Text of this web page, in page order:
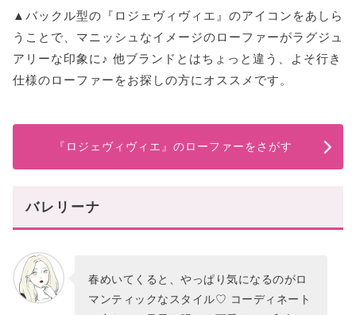
▲バックル型の『ロジェヴィヴィエ』のアイコンをあしら
うことで、マニッシュなイメージのローファーがラグジュ
アリーな印象に♪ 他ブランドとはちょっと違う、よそ行き
仕様のローファーをお探しの方にオススメです。
『ロジェヴィヴィエ』のローファーをさがす
バレリーナ
春めいてくると、やっぱり気になるのがロ
マンティックなスタイル♡ コーディネート